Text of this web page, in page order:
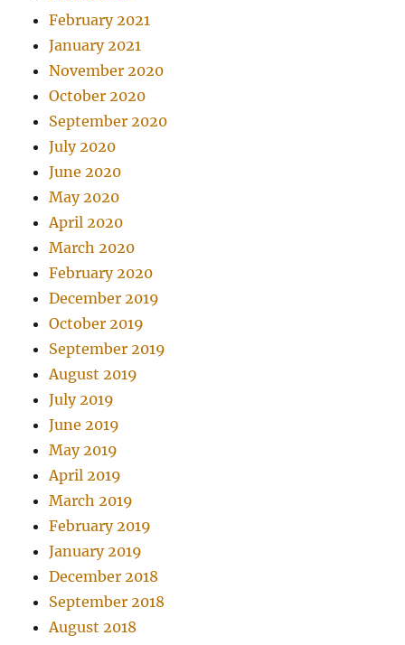
February 2021
January 2021
November 2020
October 2020
September 2020
July 2020
June 2020
May 2020
April 2020
March 2020
February 2020
December 2019
October 2019
September 2019
August 2019
July 2019
June 2019
May 2019
April 2019
March 2019
February 2019
January 2019
December 2018
September 2018
August 2018